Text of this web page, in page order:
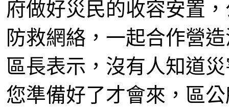
府做好災民的收容安置
防救網絡，一起合作營
區長表示，沒有人知道
您準備好了才會來，區